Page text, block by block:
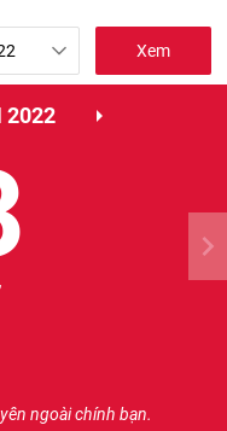
Xem
2022
ngoài chính bạn.